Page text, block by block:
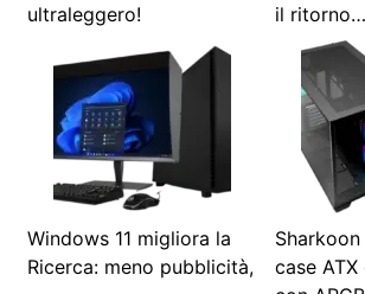
ultraleggero!
il ritorno…
Windows 11 migliora la
Ricerca: meno pubblicità,
case